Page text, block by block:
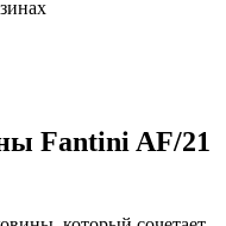
Fantini AF/21